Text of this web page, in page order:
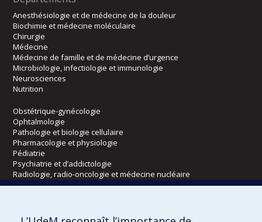
Anesthésiologie et de médecine de la douleur
Biochimie et médecine moléculaire
Chirurgie
Médecine
Médecine de famille et de médecine d’urgence
Microbiologie, infectiologie et immunologie
Neurosciences
Nutrition
Obstétrique-gynécologie
Ophtalmologie
Pathologie et biologie cellulaire
Pharmacologie et physiologie
Pédiatrie
Psychiatrie et d’addictologie
Radiologie, radio-oncologie et médecine nucléaire